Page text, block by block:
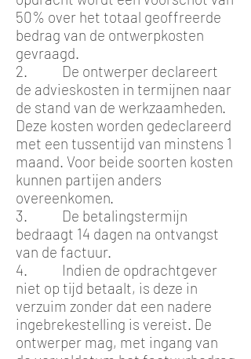
50% over het totaal geoffreerde
bedrag van de ontwerpkosten
gevraagd.
2. De ontwerper declareert
de advieskosten in termijnen naar
de stand van de werkzaamheden.
Deze kosten worden gedeclareerd
met een tussentijd van minstens 1
maand. Voor beide soorten kosten
kunnen partijen anders
overeenkomen.
3. De betalingstermijn
bedraagt 14 dagen na ontvangst
van de factuur.
4. Indien de opdrachtgever
niet op tijd betaalt, is deze in
verzuim zonder dat een nadere
ingebrekestelling is vereist. De
ontwerper mag, met ingang van